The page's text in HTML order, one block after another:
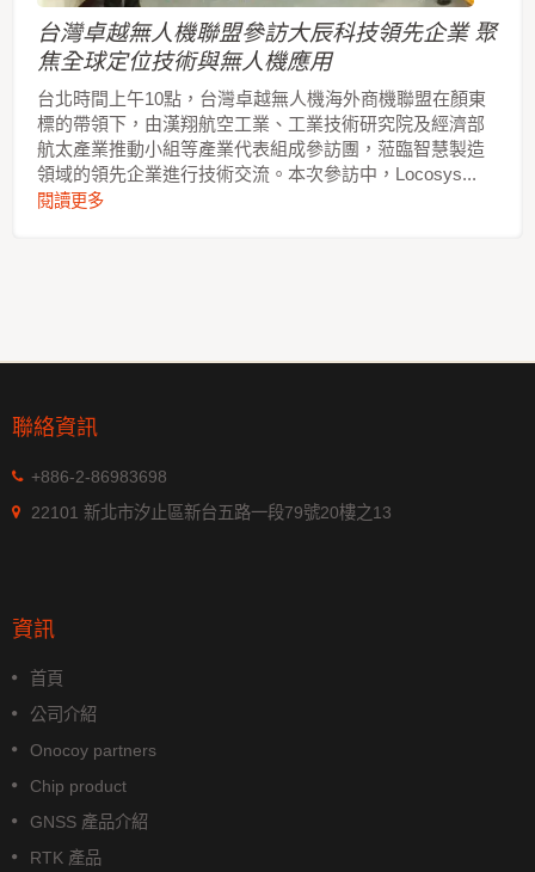
台灣卓越無人機聯盟參訪大辰科技領先企業 聚
焦全球定位技術與無人機應用
台北時間上午10點，台灣卓越無人機海外商機聯盟在顏東
標的帶領下，由漢翔航空工業、工業技術研究院及經濟部
航太產業推動小組等產業代表組成參訪團，蒞臨智慧製造
領域的領先企業進行技術交流。本次參訪中，Locosys...
閱讀更多
聯絡資訊
+886-2-86983698
22101 新北市汐止區新台五路一段79號20樓之13
資訊
首頁
公司介紹
Onocoy partners
Chip product
GNSS 產品介紹
RTK 產品